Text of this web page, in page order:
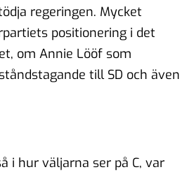
regeringen. Mycket
positionering i det
om Annie Lööf som
till SD och även
i hur väljarna ser på C, var